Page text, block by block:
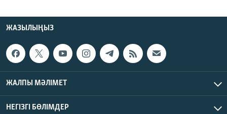
ЖАЗЫЛЫҢЫЗ
ЖАЛПЫ МӘЛІМЕТ
НЕГІЗГІ БӨЛІМДЕР